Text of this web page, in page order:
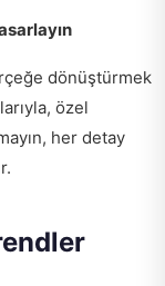
dönüştürmek
özel
her detay